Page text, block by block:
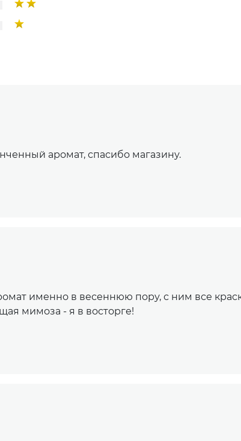
аромат, спасибо магазину.
именно в весеннюю пору, с ним все
мимоза - я в восторге!